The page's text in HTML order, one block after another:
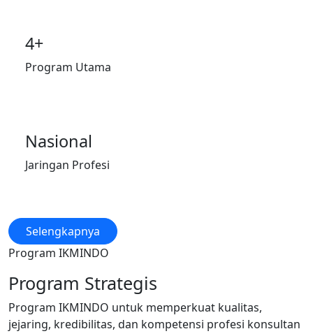
4+
Program Utama
Nasional
Jaringan Profesi
Selengkapnya
Program IKMINDO
Program Strategis
Program IKMINDO untuk memperkuat kualitas,
jejaring, kredibilitas, dan kompetensi profesi konsultan